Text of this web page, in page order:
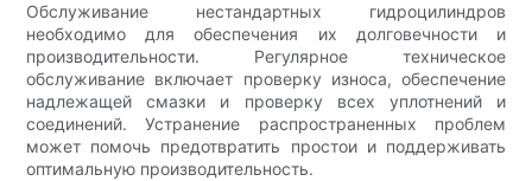
Обслуживание нестандартных гидроцилиндров
необходимо для обеспечения их долговечности и
производительности. Регулярное техническое
обслуживание включает проверку износа, обеспечение
надлежащей смазки и проверку всех уплотнений и
соединений. Устранение распространенных проблем
может помочь предотвратить простои и поддерживать
оптимальную производительность.